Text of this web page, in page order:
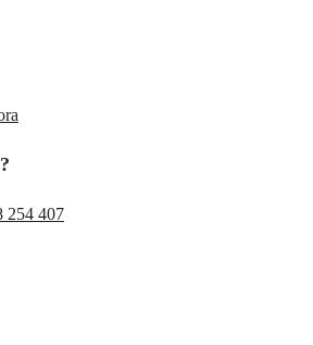
254 407